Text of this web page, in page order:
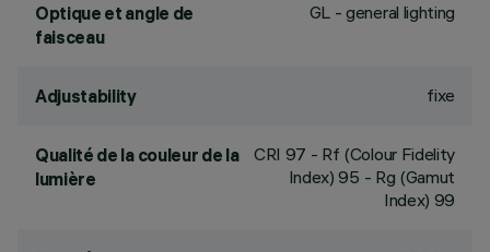
Optique et angle de
faisceau
GL - general lighting
Adjustability fixe
Qualité de la couleur de la
lumière
CRI 97 - Rf (Colour Fidelity
Index) 95 - Rg (Gamut
Index) 99